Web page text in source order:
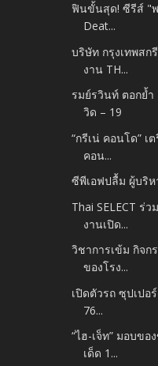
ฟินขั้นสุด! ซีรีส์ "
Deat...
บริษัท กรุงเทพสก
งาน TH...
รมย์รวินท์ ตอกย้ำ
วิด – 19
“กรีเน่ คอนโด” เ
คอน...
ซีพีเอฟปลื้ม ผู้บริห
Thai SELECT
งานเปิด...
วิชาการเข้ม กิจ
ของโรง...
เปิดตัวรถ ซุปเปอ
76...
“ไฮ-เจ็ท” มอบข
เด็ด 1...